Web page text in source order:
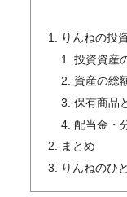
りんねの投
投資資産
資産の総
保有商品
配当金・
まとめ
りんねのひ